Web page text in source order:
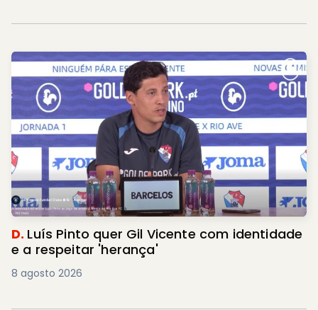
D. Luís Pinto quer Gil Vicente com identidade
e a respeitar 'herança'
8 agosto 2026